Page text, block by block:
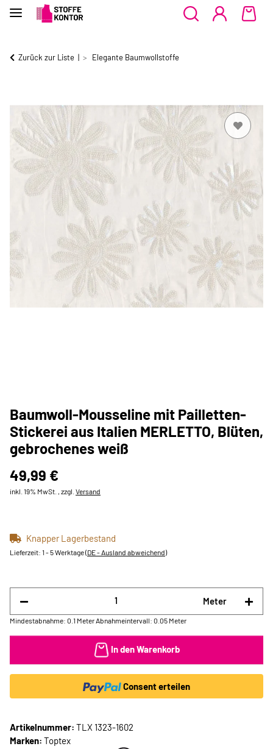
Zurück zur Liste Elegante Baumwollstoffe
Baumwoll-Mousseline mit Pailletten-
Stickerei aus Italien MERLETTO, Blüten,
gebrochenes weiß
49,99 €
inkl. 19% MwSt. , zzgl. Versand
Knapper Lagerbestand
Lieferzeit: 1 - 5 Werktage(DE - Ausland abweichend)
Meter
Mindestabnahme: 0.1 Meter Abnahmeintervall: 0.05 Meter
In den Warenkorb
Consent erteilen
Artikelnummer: TLX 1323-1602
Marken: Toptex